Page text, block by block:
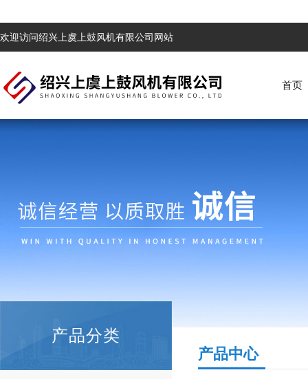
欢迎访问绍兴上虞上鼓风机有限公司网站
首页
产品分类
产品中心